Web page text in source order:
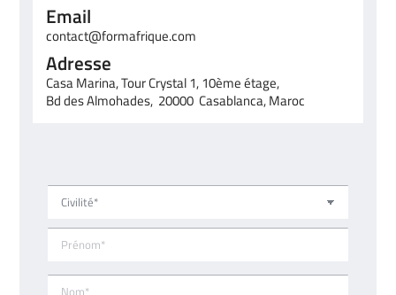
Email
contact@formafrique.com
Adresse
Casa Marina, Tour Crystal 1, 10ème étage,
Bd des Almohades, 20000 Casablanca, Maroc